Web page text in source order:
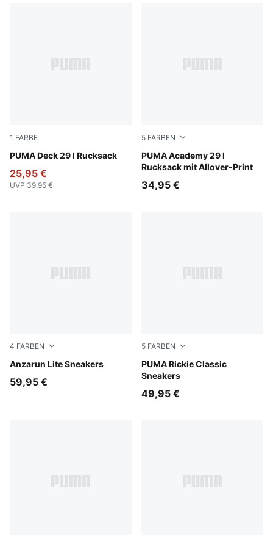
1 FARBE
PUMA Deck 29 l Rucksack
Puma Black
25,95 €
UVP:39,95 €
5 FARBEN
PUMA Academy 29 l
Rucksack mit Allover-Print
Flat Medium Gray-
34,95 €
4 FARBEN
Anzarun Lite Sneakers
PUMA White-PUMA White
59,95 €
5 FARBEN
PUMA Rickie Classic
Sneakers
PUMA White-PUMA Silver
49,95 €